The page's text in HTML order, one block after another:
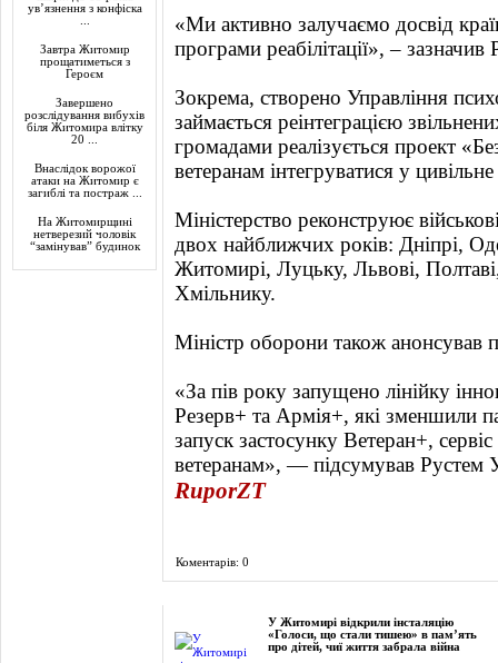
ув’язнення з конфіска
Завтра Житомир
прощатиметься з
Героєм
Завершено
розслідування вибухів
біля Житомира влітку
20 ...
Внаслідок ворожої
атаки на Житомир є
загиблі та постраж ...
На Житомирщині
нетверезий чоловік
“замінував” будинок
«Ми активно залучаємо досвід
програми реабілітації», –
Зокрема, створено Управління
займається реінтеграцією
громадами реалізується проект
ветеранам інтегруватися у
Міністерство реконструює
двох найближчих років: Дніпрі,
Житомирі, Луцьку, Львові,
Хмільнику.
Міністр оборони також анонсував
«За пів року запущено лінійку
Резерв+ та Армія+, які зменшили
запуск застосунку Ветеран+,
ветеранам», — підсумував Рустем
RuporZT
Коментарів: 0
У Житомирі відкрили інсталяцію
«Голоси, що стали тишею» в пам’ять
про дітей, чиї життя забрала війна